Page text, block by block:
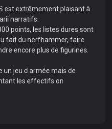
est extrêmement plaisant à
narratifs.
points, les listes dures sont
fait du nerfhammer, faire
encore plus de figurines.
un jeu d armée mais de
les effectifs on